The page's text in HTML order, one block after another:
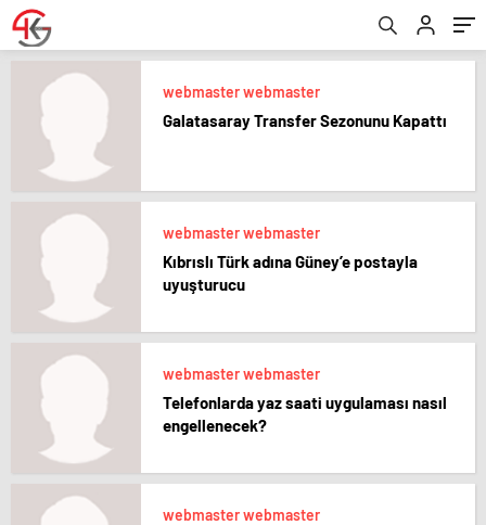
webmaster webmaster
Galatasaray Transfer Sezonunu Kapattı
webmaster webmaster
Kıbrıslı Türk adına Güney’e postayla
uyuşturucu
webmaster webmaster
Telefonlarda yaz saati uygulaması nasıl
engellenecek?
webmaster webmaster